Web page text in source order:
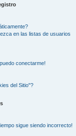
en las listas de usuarios
conectarme!
del Sitio"?
sigue siendo incorrecto!